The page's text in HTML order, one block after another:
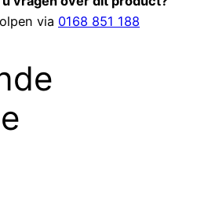
via 0168 851 188